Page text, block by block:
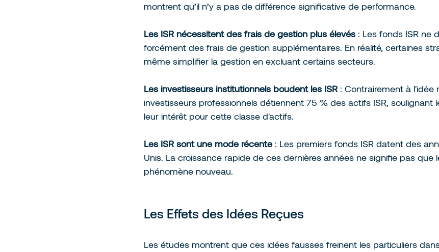
montrent qu’il n’y a pas de différence significative de performance.
Les ISR nécessitent des frais de gestion plus élevés : Les fonds ISR ne
forcément des frais de gestion supplémentaires. En réalité, certaines
même simplifier la gestion en excluant certains secteurs.
Les investisseurs institutionnels boudent les ISR : Contrairement à l'idée
investisseurs professionnels détiennent 75 % des actifs ISR, soulignant
leur intérêt pour cette classe d'actifs.
Les ISR sont une mode récente : Les premiers fonds ISR datent des
Unis. La croissance rapide de ces dernières années ne signifie pas que
phénomène nouveau.
Les Effets des Idées Reçues
Les études montrent que ces idées fausses freinent les particuliers